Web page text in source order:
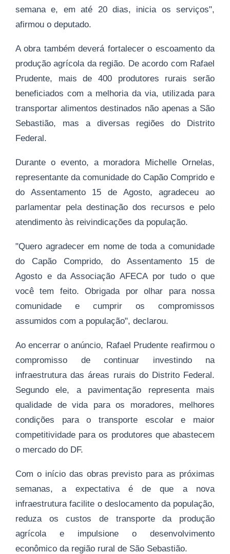
semana e, em até 20 dias, inicia os serviços",
afirmou o deputado.
A obra também deverá fortalecer o escoamento da
produção agrícola da região. De acordo com Rafael
Prudente, mais de 400 produtores rurais serão
beneficiados com a melhoria da via, utilizada para
transportar alimentos destinados não apenas a São
Sebastião, mas a diversas regiões do Distrito
Federal.
Durante o evento, a moradora Michelle Ornelas,
representante da comunidade do Capão Comprido e
do Assentamento 15 de Agosto, agradeceu ao
parlamentar pela destinação dos recursos e pelo
atendimento às reivindicações da população.
"Quero agradecer em nome de toda a comunidade
do Capão Comprido, do Assentamento 15 de
Agosto e da Associação AFECA por tudo o que
você tem feito. Obrigada por olhar para nossa
comunidade e cumprir os compromissos
assumidos com a população", declarou.
Ao encerrar o anúncio, Rafael Prudente reafirmou o
compromisso de continuar investindo na
infraestrutura das áreas rurais do Distrito Federal.
Segundo ele, a pavimentação representa mais
qualidade de vida para os moradores, melhores
condições para o transporte escolar e maior
competitividade para os produtores que abastecem
o mercado do DF.
Com o início das obras previsto para as próximas
semanas, a expectativa é de que a nova
infraestrutura facilite o deslocamento da população,
reduza os custos de transporte da produção
agrícola e impulsione o desenvolvimento
econômico da região rural de São Sebastião.